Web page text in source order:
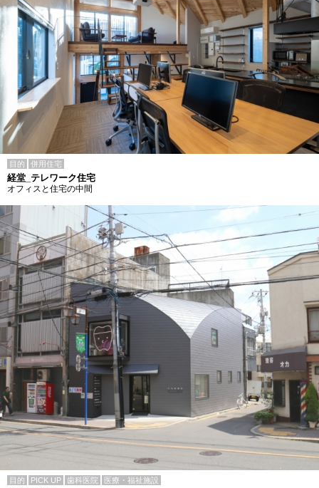
目的 併用住宅
経堂_テレワーク住宅
オフィスと住宅の中間
目的 PICK UP 歯科医院 医療・福祉施設